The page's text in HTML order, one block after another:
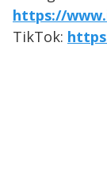
https://
TikTok: